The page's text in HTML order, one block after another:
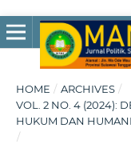
HOME / ARCHIVES /
VOL. 2 NO. 4 (2024):
HUKUM DAN
/